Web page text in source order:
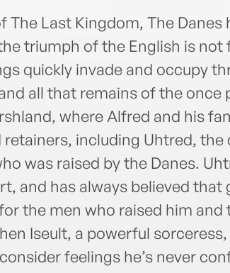
The Last Kingdom, The
triumph of the English is not
quickly invade and occupy
all that remains of the once
where Alfred and his
retainers, including Uhtred, the
was raised by the Danes.
and has always believed that
the men who raised him and
Iseult, a powerful
feelings he’s never